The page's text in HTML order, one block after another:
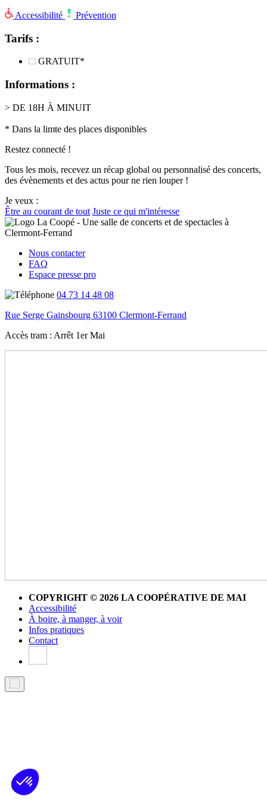
Accessibilité Prévention
Tarifs :
GRATUIT*
Informations :
> DE 18H À MINUIT
* Dans la limte des places disponibles
Restez connecté !
Tous les mois, recevez un récap global ou personnalisé des concerts,
des évènements et des actus pour ne rien louper !
Je veux :
Être au courant de tout Juste ce qui m'intéresse
Nous contacter
FAQ
Espace presse pro
04 73 14 48 08
Rue Serge Gainsbourg 63100 Clermont-Ferrand
Accès tram : Arrêt 1er Mai
COPYRIGHT © 2026 LA COOPÉRATIVE DE MAI
Accessibilité
À boire, à manger, à voir
Infos pratiques
Contact